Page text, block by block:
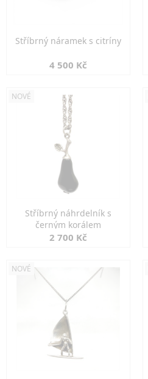
Stříbrný náramek s citríny
4 500 Kč
NOVÉ
Stříbrný náhrdelník s
černým korálem
2 700 Kč
NOVÉ